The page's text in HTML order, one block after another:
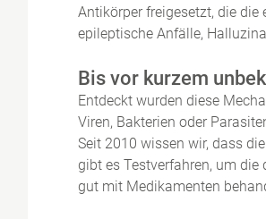
Antikörper freigesetzt, die die
epileptische Anfälle,
Bis vor kurzem
Entdeckt wurden diese
Viren, Bakterien oder
Seit 2010 wissen wir, dass
gibt es Testverfahren, um
gut mit Medikamenten